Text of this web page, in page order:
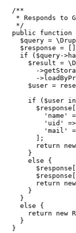
  /**
* Responds to
   */
public function
$query =
$response =
if ($query-
$result =
-
-
$user =
if ($user
'name'
'uid'
'mail'
        ];
return
      }
      else {
return
      }
    }
    else {
return new
    }
  }